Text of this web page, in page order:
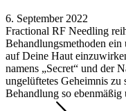
6. September 2022
Fractional RF Needling
Behandlungsmethoden
auf Deine Haut
namens „Secret“ und der
ungelüftetes Geheimnis
Behandlung so ebenmäßig